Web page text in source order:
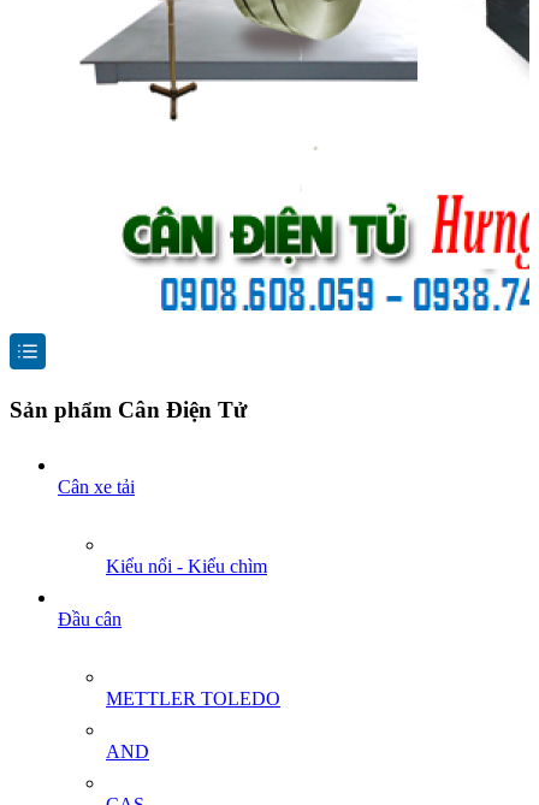
Sản phẩm Cân Điện Tử
Cân xe tải
Kiểu nổi - Kiểu chìm
Đầu cân
METTLER TOLEDO
AND